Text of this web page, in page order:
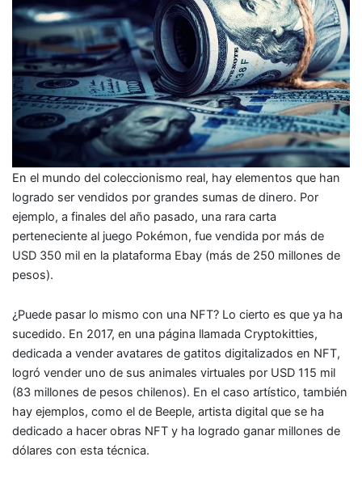
En el mundo del coleccionismo real, hay elementos que han
logrado ser vendidos por grandes sumas de dinero. Por
ejemplo, a finales del año pasado, una rara carta
perteneciente al juego Pokémon, fue vendida por más de
USD 350 mil en la plataforma Ebay (más de 250 millones de
pesos).
¿Puede pasar lo mismo con una NFT? Lo cierto es que ya ha
sucedido. En 2017, en una página llamada Cryptokitties,
dedicada a vender avatares de gatitos digitalizados en NFT,
logró vender uno de sus animales virtuales por USD 115 mil
(83 millones de pesos chilenos). En el caso artístico, también
hay ejemplos, como el de Beeple, artista digital que se ha
dedicado a hacer obras NFT y ha logrado ganar millones de
dólares con esta técnica.